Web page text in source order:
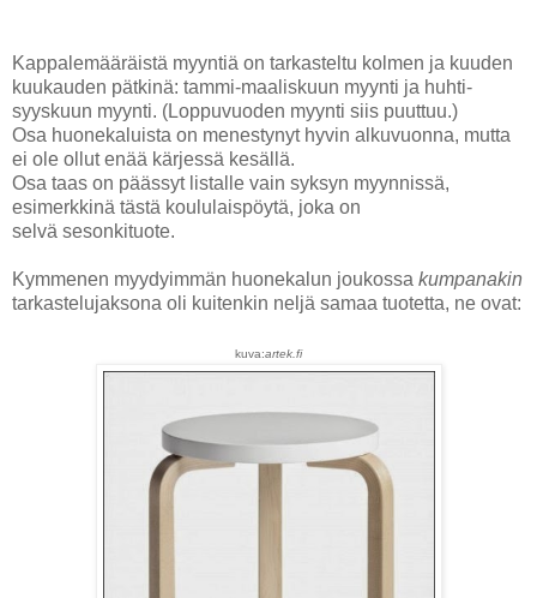
Kappalemääräistä myyntiä on tarkasteltu kolmen ja kuuden
kuukauden pätkinä: tammi-maaliskuun myynti ja huhti-
syyskuun myynti. (Loppuvuoden myynti siis puuttuu.)
Osa huonekaluista on menestynyt hyvin alkuvuonna, mutta
ei ole ollut enää kärjessä kesällä.
Osa taas on päässyt listalle vain syksyn myynnissä,
esimerkkinä tästä koululaispöytä, joka on
selvä sesonkituote.
Kymmenen myydyimmän huonekalun joukossa kumpanakin
tarkastelujaksona oli kuitenkin neljä samaa tuotetta, ne ovat:
kuva:artek.fi